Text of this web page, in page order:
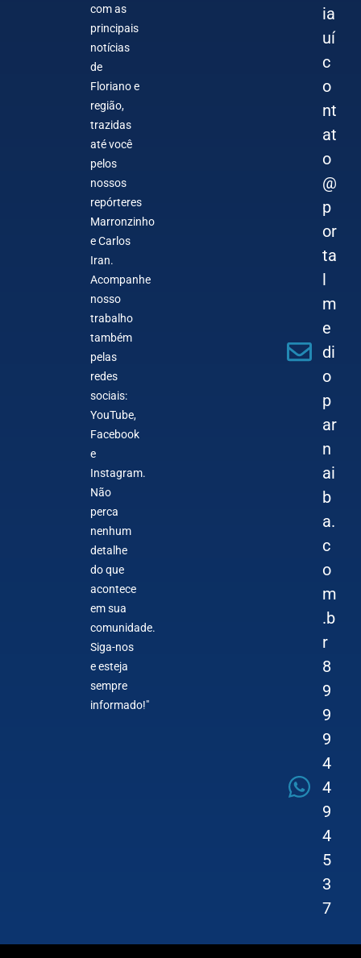
com as
principais
notícias
de
Floriano e
região,
trazidas
até você
pelos
nossos
repórteres
Marronzinho
e Carlos
Iran.
Acompanhe
nosso
trabalho
também
pelas
redes
sociais:
YouTube,
Facebook
e
Instagram.
Não
perca
nenhum
detalhe
do que
acontece
em sua
comunidade.
Siga-nos
e esteja
sempre
informado!"
ia
uí
c
o
nt
at
o
@
p
or
ta
l
m
e
di
o
p
ar
n
ai
b
a.
c
o
m
.b
r
8
9
9
9
4
4
9
4
5
3
7